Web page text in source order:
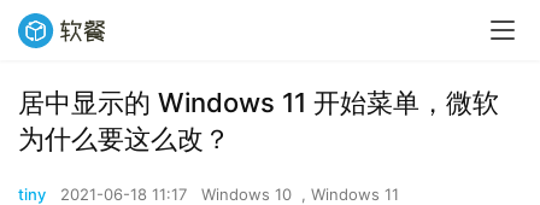
居中显示的 Windows 11 开始菜单，微软
为什么要这么改？
tiny 2021-06-18 11:17 Windows 10 , Windows 11